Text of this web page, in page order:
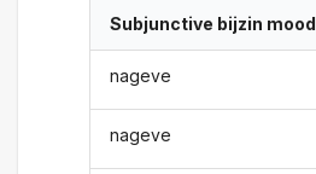
Subjunctive bijzin mood
nageve
nageve